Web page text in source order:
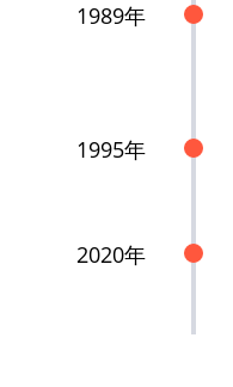
1989年
1995年
2020年